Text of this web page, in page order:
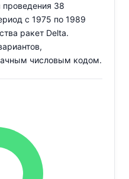
проведения 38
с 1975 по 1989
ракет Delta.
числовым кодом.